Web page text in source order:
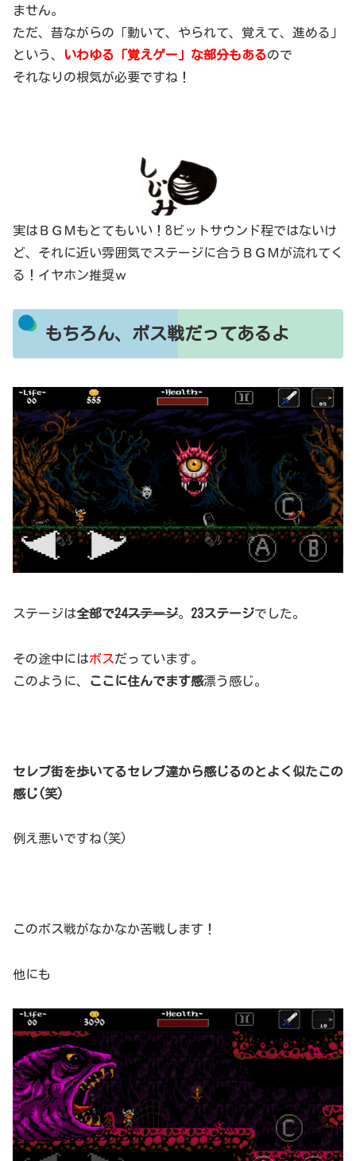
ません。
ただ、昔ながらの「動いて、やられて、覚えて、進める」
という、
いわゆる「覚えゲー」な部分もあるので
それなりの根気が必要ですね！
実はＢＧＭもとてもいい！8ビットサウンド程ではないけ
ど、それに近い雰囲気でステージに合うＢＧＭが流れてく
る！イヤホン推奨ｗ
もちろん、ボス戦だってあるよ
ステージは全部で24ステージ。 23ステージでした。
その途中にはボスだっています。
このように、
ここに住んでます感漂う感じ。
セレブ街を歩いてるセレブ達から感じるのとよく似たこの
感じ(笑)
例え悪いですね(笑)
このボス戦がなかなか苦戦します！
他にも